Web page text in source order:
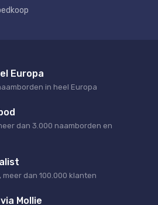
Europa
in heel Europa
dan 3.000 naamborden en
meer dan 100.000 klanten
Mollie